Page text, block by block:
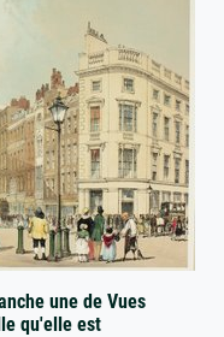
une de Vues
qu'elle est